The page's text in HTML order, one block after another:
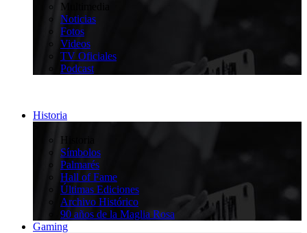
Multimedia
Noticias
Fotos
Videos
TV Oficiales
Podcast
Historia
Historia
Símbolos
Palmarés
Hall of Fame
Últimas Ediciones
Archivo Histórico
90 años de la Maglia Rosa
Gaming